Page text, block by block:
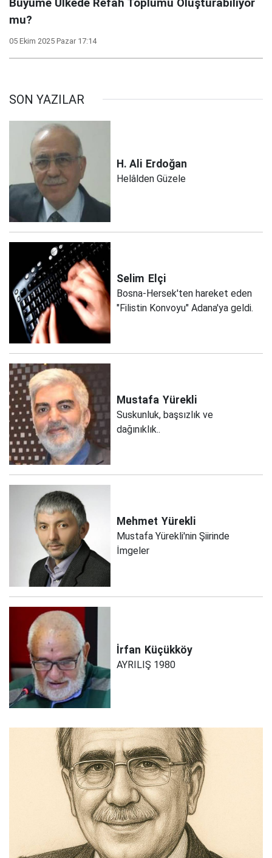
Büyüme Ülkede Refah Toplumu Oluşturabiliyor
mu?
05 Ekim 2025 Pazar 17:14
SON YAZILAR
H. Ali Erdoğan
Helâlden Güzele
Selim Elçi
Bosna-Hersek'ten hareket eden
"Filistin Konvoyu" Adana'ya geldi.
Mustafa Yürekli
Suskunluk, başsızlık ve
dağınıklık..
Mehmet Yürekli
Mustafa Yürekli'nin Şiirinde
İmgeler
İrfan Küçükköy
AYRILIŞ 1980